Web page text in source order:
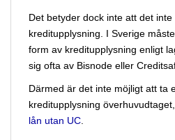
Det betyder dock inte att det inte
kreditupplysning. I Sverige
form av kreditupplysning enligt
sig ofta av Bisnode eller
Därmed är det inte möjligt att ta
kreditupplysning
lån utan UC